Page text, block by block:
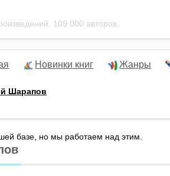
109 000 авторов.
Новинки книг Жанры
Шарапов
базе, но мы работаем над этим.